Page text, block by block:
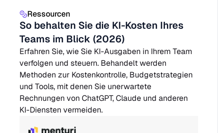
Ressourcen
So behalten Sie die KI-Kosten Ihres
Teams im Blick (2026)
Erfahren Sie, wie Sie KI-Ausgaben in Ihrem Team
verfolgen und steuern. Behandelt werden
Methoden zur Kostenkontrolle, Budgetstrategien
und Tools, mit denen Sie unerwartete
Rechnungen von ChatGPT, Claude und anderen
KI-Diensten vermeiden.